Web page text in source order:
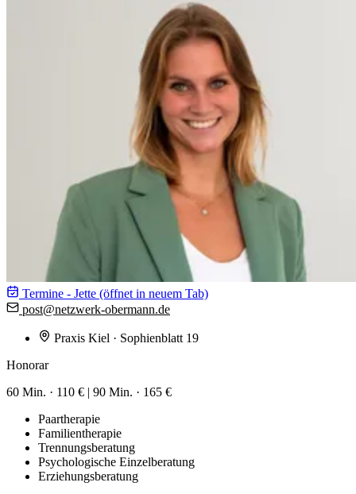
Termine - Jette (öffnet in neuem Tab)
post@netzwerk-obermann.de
Praxis Kiel · Sophienblatt 19
Honorar
60 Min. · 110 € | 90 Min. · 165 €
Paartherapie
Familientherapie
Trennungsberatung
Psychologische Einzelberatung
Erziehungsberatung